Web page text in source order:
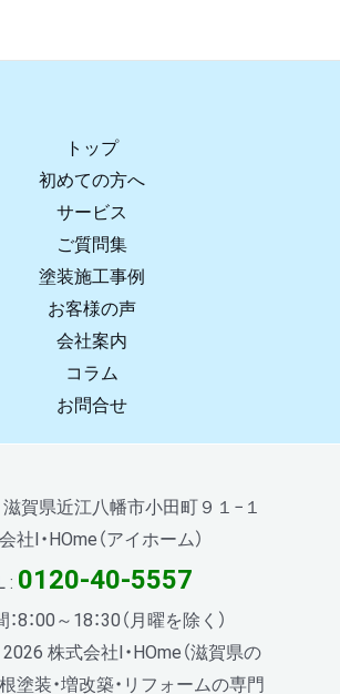
トップ
初めての方へ
サービス
ご質問集
塗装施工事例
お客様の声
会社案内
コラム
お問合せ
賀県近江八幡市小田町９１−１
社I・HOme（アイホーム）
: 0120-40-5557
8：00～18：30（月曜を除く）
株式会社I・HOme（滋賀県の
塗装・増改築・リフォームの専門